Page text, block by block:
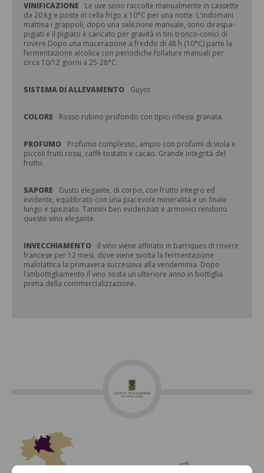
VINIFICAZIONE
Le uve sono raccolte manualmente in cassette
da 20 kg e poste in cella frigo a 10°C per una notte. L'indomani
mattina i grappoli, dopo una selezione manuale, sono diraspa-
pigiati e il pigiato è caricato per gravità in tini tronco-conici di
rovere Dopo una macerazione a freddo di 48 h (10°C) parte la
fermentazione alcolica con periodiche follature manuali per
circa 10/12 giorni a 25-28°C.
SISTEMA DI ALLEVAMENTO Guyot
COLORE Rosso rubino profondo con tipici riflessi granata.
PROFUMO
Profumo complesso, ampio con profumi di viola e
piccoli frutti rossi, caffè tostato e cacao. Grande integrità del
frutto.
SAPORE
Gusto elegante, di corpo, con frutto integro ed
evidente, equilibrato con una piacevole mineralità e un finale
lungo e speziato. Tannini ben evidenziati e armonici rendono
questo vino elegante.
INVECCHIAMENTO
Il vino viene affinato in barriques di rovere
francese per 12 mesi, dove viene svolta la fermentazione
malolattica la primavera successiva alla vendemmia. Dopo
l'imbottigliamento il vino sosta un ulteriore anno in bottiglia
prima della commercializzazione.